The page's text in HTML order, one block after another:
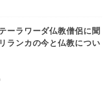
ーラワーダ仏教僧侶に聞
ランカの今と仏教につい